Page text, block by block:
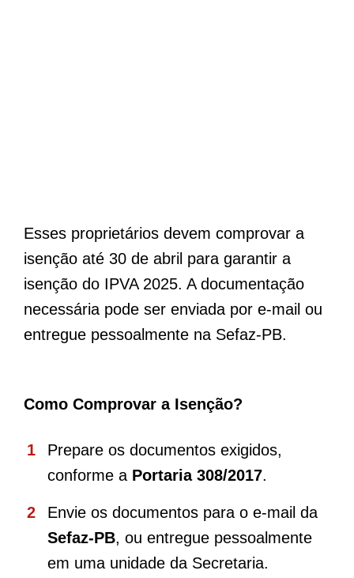
Esses proprietários devem comprovar a
isenção até 30 de abril para garantir a
isenção do IPVA 2025. A documentação
necessária pode ser enviada por e-mail ou
entregue pessoalmente na Sefaz-PB.
Como Comprovar a Isenção?
Prepare os documentos exigidos,
conforme a Portaria 308/2017.
Envie os documentos para o e-mail da
Sefaz-PB, ou entregue pessoalmente
em uma unidade da Secretaria.